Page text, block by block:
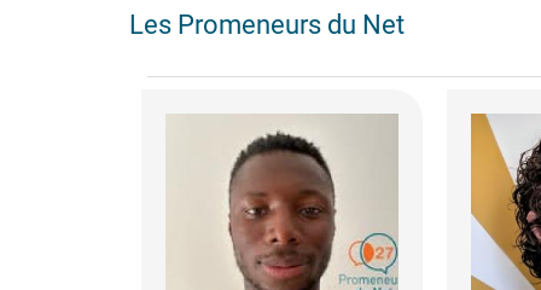
Les Promeneurs du Net